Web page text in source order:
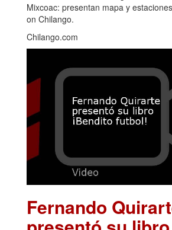
Mixcoac: presentan mapa y
on Chilango.
Chilango.com
Fernando